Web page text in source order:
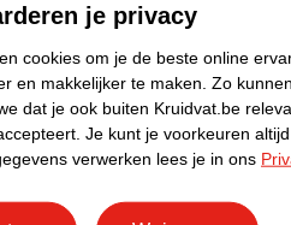
borsteltje af. Herhaal deze stappen bij
en is speciaal ontworpen voor het
reinig je 60% van het totale
je privacy
cookies om je de beste online
en makkelijker te maken. Zo
dat je ook buiten Kruidvat.be
Je kunt je voorkeuren
verwerken lees je in ons